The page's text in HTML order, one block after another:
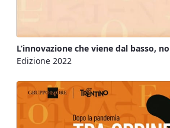
L’innovazione che viene dal basso,
Edizione 2022